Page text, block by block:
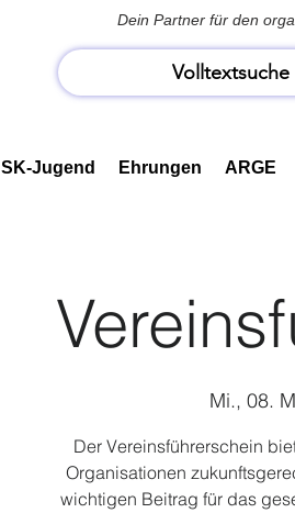
Dein Partner für den
SK-Jugend Ehrungen ARGE
Mi., 08.
Der Vereinsführerschein
Organisationen
wichtigen Beitrag für das